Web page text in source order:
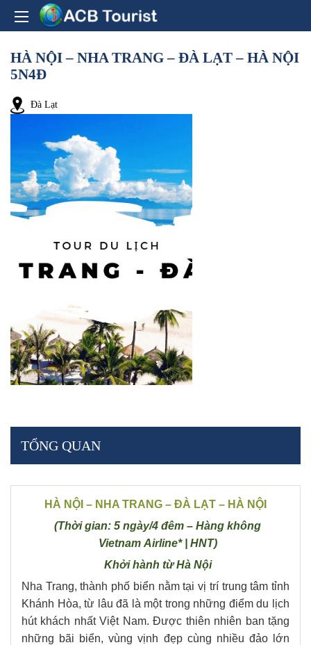
HÀ NỘI – NHA TRANG – ĐÀ LẠT – HÀ NỘI
5N4Đ
Đà Lạt
TỔNG QUAN
HÀ NỘI – NHA TRANG – ĐÀ LẠT – HÀ NỘI
(Thời gian: 5 ngày/4 đêm – Hàng không
Vietnam Airline* | HNT)
Khởi hành từ Hà Nội
Nha Trang, thành phố biển nằm tại vị trí trung tâm tỉnh
Khánh Hòa, từ lâu đã là một trong những điểm du lịch
hút khách nhất Việt Nam. Được thiên nhiên ban tặng
những bãi biển, vùng vịnh đẹp cùng nhiều đảo lớn